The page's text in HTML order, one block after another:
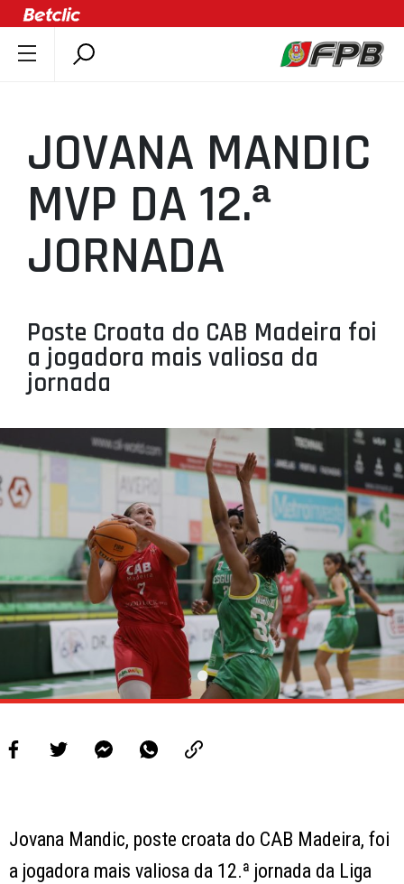
ÚLTIMAS
COMPETIÇÕES
ASSOCIAÇÕES
CLUBES
AGENTES
SELEÇÕES
MINIBASQUETE
ÁREA TÉCNICA
PROJETOS
LIGA BETCLIC MASCULINA
LIGA BETCLIC FEMININA
JOVANA MANDIC
MVP DA 12.ª
JORNADA
Poste Croata do CAB Madeira foi
a jogadora mais valiosa da
jornada
Jovana Mandic, poste croata do CAB Madeira, foi
a jogadora mais valiosa da 12.ª jornada da Liga